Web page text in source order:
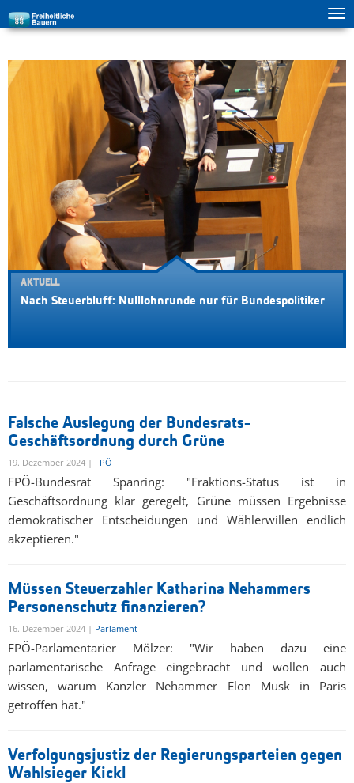
zur Hauptnavigation springen
zum Inhalt springen
AKTUELL
Nach Steuerbluff: Nulllohnrunde nur für Bundespolitiker
Falsche Auslegung der Bundesrats-
Geschäftsordnung durch Grüne
19. Dezember 2024 | FPÖ
FPÖ-Bundesrat Spanring: "Fraktions-Status ist in
Geschäftsordnung klar geregelt, Grüne müssen Ergebnisse
demokratischer Entscheidungen und Wählerwillen endlich
akzeptieren."
Müssen Steuerzahler Katharina Nehammers
Personenschutz finanzieren?
16. Dezember 2024 | Parlament
FPÖ-Parlamentarier Mölzer: "Wir haben dazu eine
parlamentarische Anfrage eingebracht und wollen auch
wissen, warum Kanzler Nehammer Elon Musk in Paris
getroffen hat."
Verfolgungsjustiz der Regierungsparteien gegen
Wahlsieger Kickl